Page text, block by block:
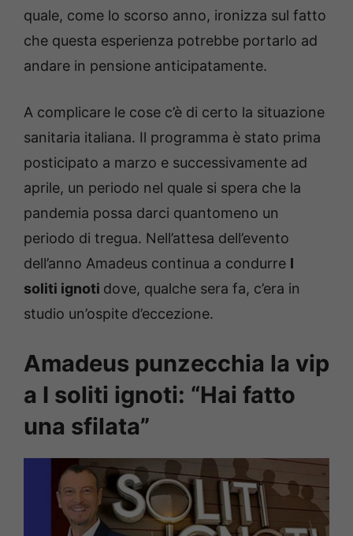
quale, come lo scorso anno, ironizza sul fatto
che questa esperienza potrebbe portarlo ad
andare in pensione anticipatamente.
A complicare le cose c’è di certo la situazione
sanitaria italiana. Il programma è stato prima
posticipato a marzo e successivamente ad
aprile, un periodo nel quale si spera che la
pandemia possa darci quantomeno un
periodo di tregua. Nell’attesa dell’evento
dell’anno Amadeus continua a condurre I
soliti ignoti dove, qualche sera fa, c’era in
studio un’ospite d’eccezione.
Amadeus punzecchia la vip
a I soliti ignoti: “Hai fatto
una sfilata”